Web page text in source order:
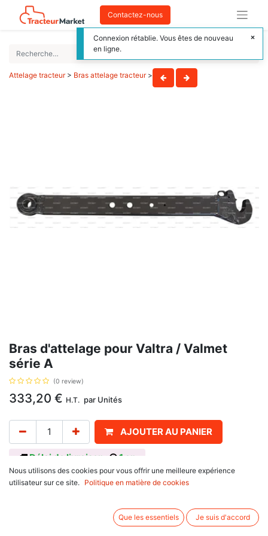
Contactez-nous
Attelage tracteur> Bras attelage tracteur>
Bras d'attelage pour Valtra / Valmet
série A
(0 review)
333,20 € H.T. par Unités
AJOUTER AU PANIER
Délai de livraison : 1 an
Coté gauche, catégorie 2, pour Valtra / Valmet série A : A72, A72 L, A82,
Associez d'autres produits:
Nous utilisons des cookies pour vous offrir une meilleure expérience
utilisateur sur ce site.
Politique en matière de cookies
Que les essentiels Je suis d'accord
Connexion rétablie. Vous êtes de nouveau
en ligne.